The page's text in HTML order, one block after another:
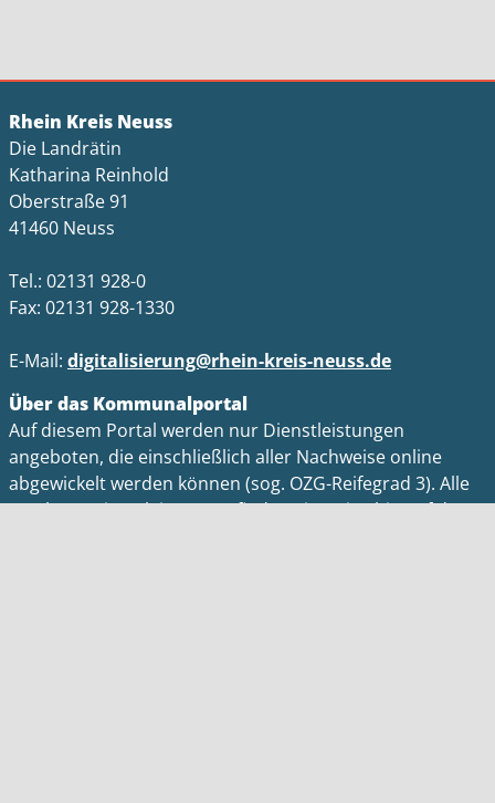
Rhein Kreis Neuss
Die Landrätin
Katharina Reinhold
Oberstraße 91
41460 Neuss
Tel.: 02131 928-0
Fax: 02131 928-1330
E-Mail: digitalisierung@rhein-kreis-neuss.de
Über das Kommunalportal
Auf diesem Portal werden nur Dienstleistungen
angeboten, die einschließlich aller Nachweise online
abgewickelt werden können (sog. OZG-Reifegrad 3). Alle
(analoge) Dienstleistungen finden Sie weiterhin auf der